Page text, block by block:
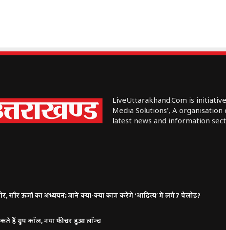
LiveUttarakhand.Com is
Media Solutions', A
latest news and information
सौर ऊर्जा का अध्ययन; जानें क्या-क्या काम करेंगे ‘आदित्य’ में लगे 7 पेलोड?
हैं ग्रुप कॉल, नया फीचर हुआ लॉन्च